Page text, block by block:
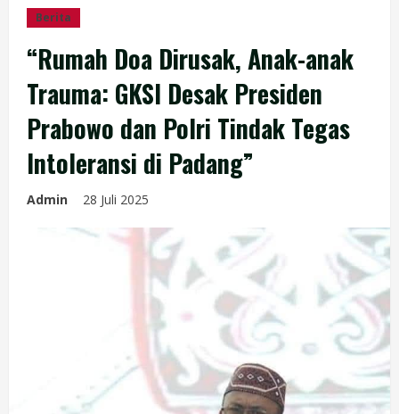
Berita
“Rumah Doa Dirusak, Anak-anak
Trauma: GKSI Desak Presiden
Prabowo dan Polri Tindak Tegas
Intoleransi di Padang”
Admin 28 Juli 2025